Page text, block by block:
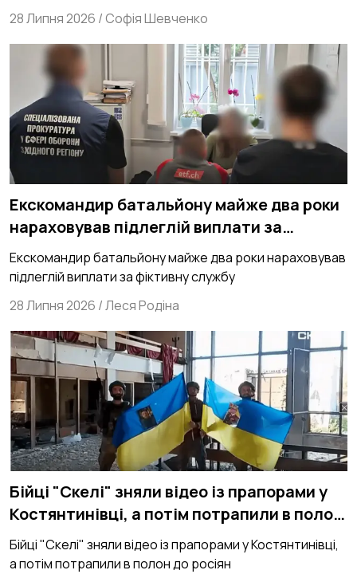
28 Липня 2026 / Софія Шевченко
Екскомандир батальйону майже два роки
нараховував підлеглій виплати за
фіктивну службу
Екскомандир батальйону майже два роки нараховував
підлеглій виплати за фіктивну службу
28 Липня 2026 /Леся Родіна
Бійці "Скелі" зняли відео із прапорами у
Костянтинівці, а потім потрапили в полон
до росіян
Бійці "Скелі" зняли відео із прапорами у Костянтинівці,
а потім потрапили в полон до росіян